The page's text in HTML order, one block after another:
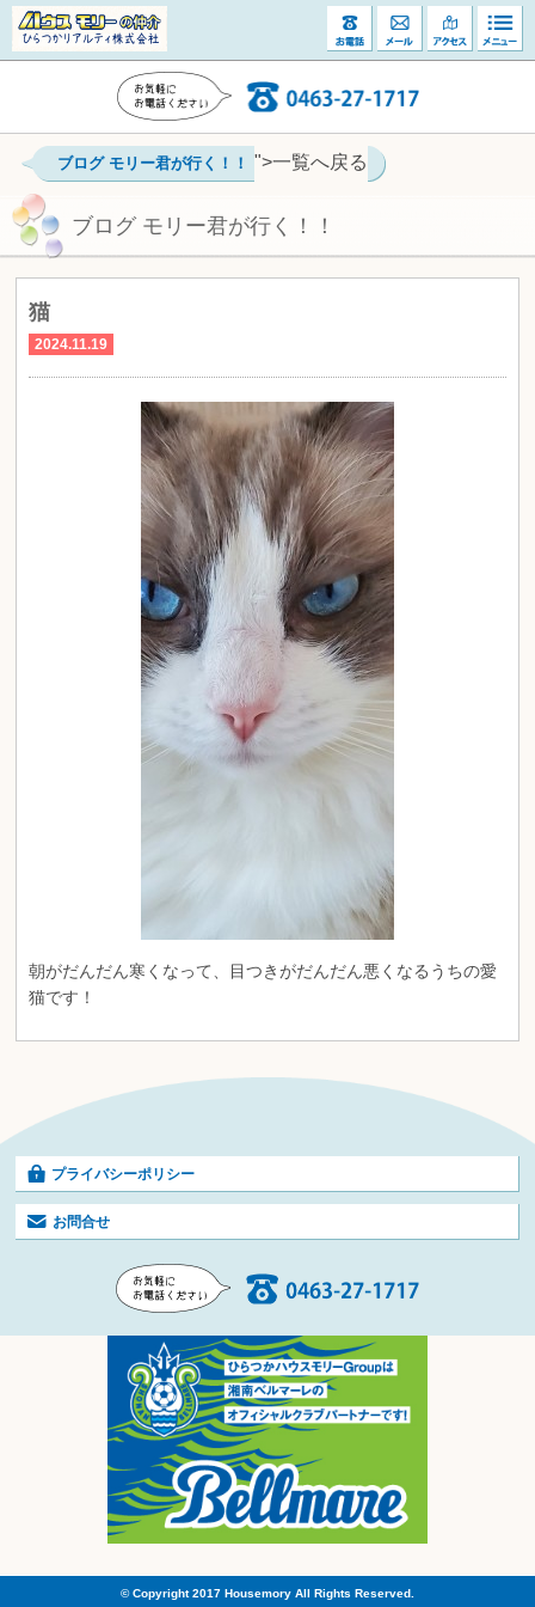
ブログ モリー君が行く！！ ">一覧へ戻る
ブログ モリー君が行く！！
猫
2024.11.19
朝がだんだん寒くなって、目つきがだんだん悪くなるうちの愛
猫です！
プライバシーポリシー
お問合せ
© Copyright 2017 Housemory All Rights Reserved.